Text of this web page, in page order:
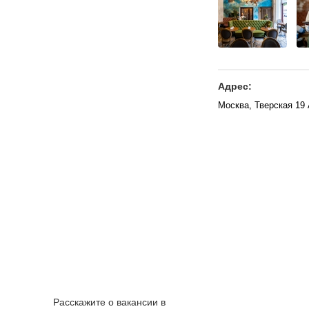
Адрес:
Москва, Тверская 19
Расскажите о вакансии в